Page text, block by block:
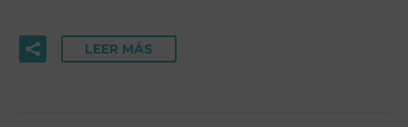
LEER MÁS